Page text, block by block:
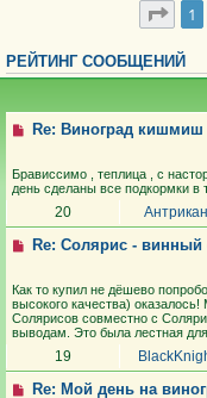
1
РЕЙТИНГ СООБЩЕНИЙ
Re: Виноград
Брависсимо , теплица , с
день сделаны все подкормки в
20 Антрикан
Re: Солярис - винный
Как то купил не дёшево
высокого качества)
Солярисов совместно с
выводам. Это была лестная
19
Re: Мой день на